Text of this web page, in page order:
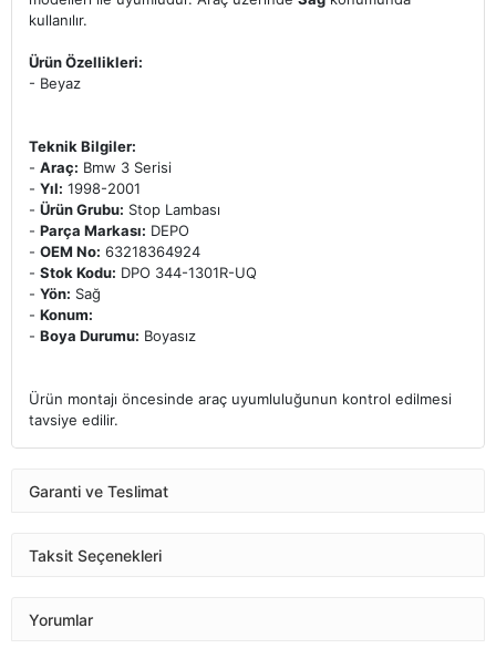
kullanılır.
Ürün Özellikleri:
- Beyaz
Teknik Bilgiler:
- Araç: Bmw 3 Serisi
- Yıl: 1998-2001
- Ürün Grubu: Stop Lambası
- Parça Markası: DEPO
- OEM No: 63218364924
- Stok Kodu: DPO 344-1301R-UQ
- Yön: Sağ
- Konum:
- Boya Durumu: Boyasız
Ürün montajı öncesinde araç uyumluluğunun kontrol edilmesi
tavsiye edilir.
Garanti ve Teslimat
Taksit Seçenekleri
Yorumlar